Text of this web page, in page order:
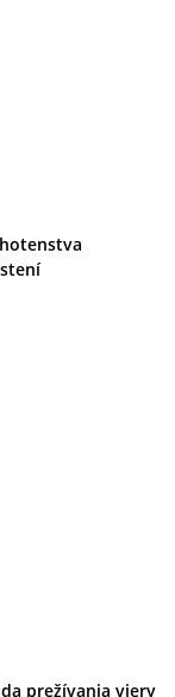
prežívania viery